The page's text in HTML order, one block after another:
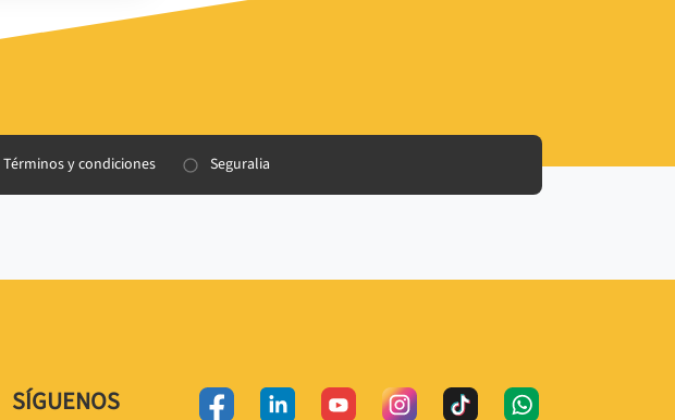
Términos y condiciones Seguralia
SÍGUENOS